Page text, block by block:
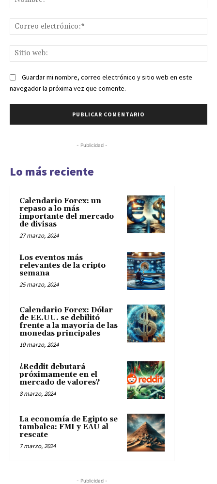
Guardar mi nombre, correo electrónico y sitio web en este
navegador la próxima vez que comente.
- Publicidad -
Lo más reciente
Calendario Forex: un
repaso a lo más
importante del mercado
de divisas
27 marzo, 2024
Los eventos más
relevantes de la cripto
semana
25 marzo, 2024
Calendario Forex: Dólar
de EE.UU. se debilitó
frente a la mayoría de las
monedas principales
10 marzo, 2024
¿Reddit debutará
próximamente en el
mercado de valores?
8 marzo, 2024
La economía de Egipto se
tambalea: FMI y EAU al
rescate
7 marzo, 2024
- Publicidad -